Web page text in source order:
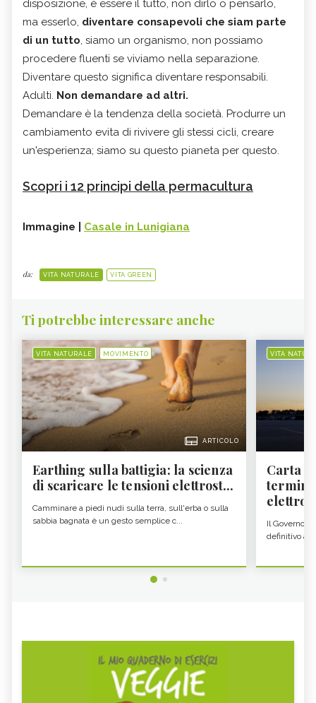
disposizione, è essere il tutto, non dirlo o pensarlo,
ma esserlo, diventare consapevoli che siam parte
di un tutto, siamo un organismo, non possiamo
procedere fluenti se viviamo nella separazione.
Diventare questo significa diventare responsabili.
Adulti. Non demandare ad altri.
Demandare è la tendenza della società. Produrre un
cambiamento evita di rivivere gli stessi cicli, creare
un'esperienza; siamo su questo pianeta per questo.
Scopri i 12 principi della permacultura
Immagine | Casale in Lunigiana
da: VITA NATURALE VITA GREEN
Ti potrebbe interessare anche
VITA NATURALE MOVIMENTO
ARTICOLO
Earthing sulla battigia: la scienza
di scaricare le tensioni elettrost...
Camminare a piedi nudi sulla terra, sull'erba o sulla
sabbia bagnata è un gesto semplice c...
VITA
Carta
Il Governo
definitivo